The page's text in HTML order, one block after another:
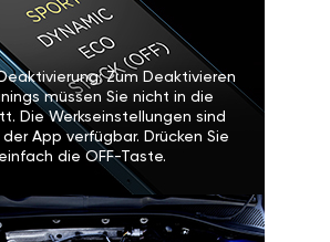
Zum Deaktivieren
müssen Sie nicht in die
Die Werkseinstellungen sind
App verfügbar. Drücken Sie
einfach die OFF-Taste.